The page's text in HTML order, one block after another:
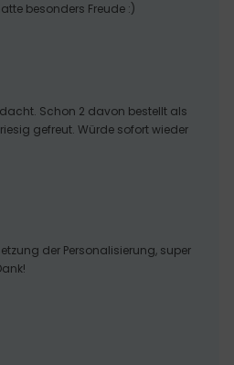
besonders Freude :)
Schon 2 davon bestellt als
gefreut. Würde sofort wieder
der Personalisierung, super
SONSTIGE